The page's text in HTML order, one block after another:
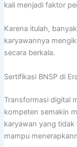
kali menjadi faktor
Karena itulah,
karyawannya
secara berkala.
Sertifikasi BNSP di
Transformasi digital
kompeten semakin
karyawan yang tidak
mampu